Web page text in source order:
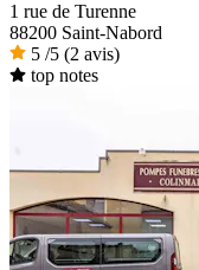
1 rue de Turenne
88200 Saint-Nabord
5 /5 (2 avis)
top notes